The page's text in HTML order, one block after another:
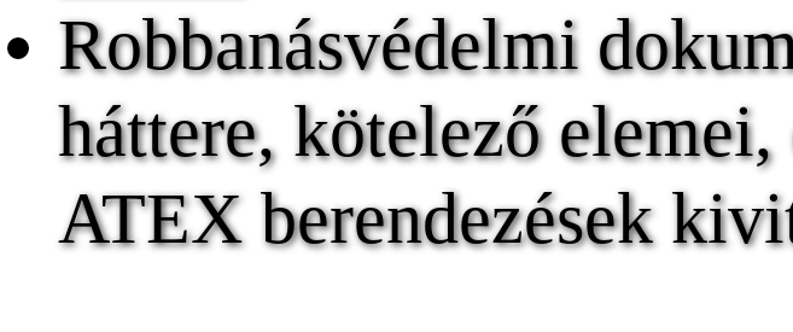
Robbanásvédelmi
háttere, kötelező elemei,
ATEX berendezések